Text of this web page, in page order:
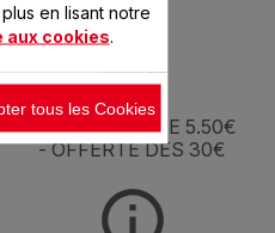
5 J À PARTIR DE 5.50€
- OFFERTE DÈS 30€
en lisant notre
aux cookies.
tous les Cookies